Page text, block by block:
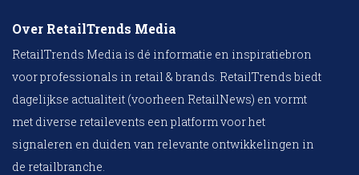
Over RetailTrends Media
RetailTrends Media is dé informatie en inspiratiebron
voor professionals in retail & brands. RetailTrends biedt
dagelijkse actualiteit (voorheen RetailNews) en vormt
met diverse retailevents een platform voor het
signaleren en duiden van relevante ontwikkelingen in
de retailbranche.